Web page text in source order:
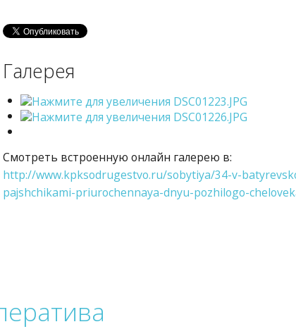
Галерея
Смотреть встроенную онлайн галерею в:
http://www.kpksodrugestvo.ru/sobytiya/34-v-
pajshchikami-priurochennaya-dnyu-pozhilogo-